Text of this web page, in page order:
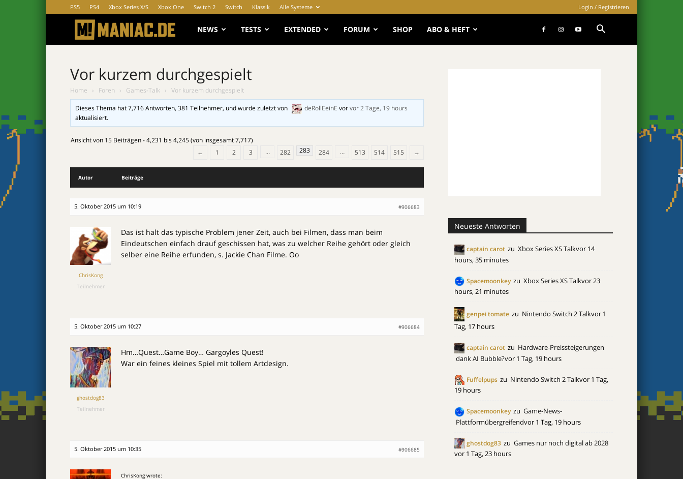
PS5 PS4 Xbox Series X/S Xbox One Switch 2 Switch Klassik Alle Systeme Login / Registrieren
MANIAC.de
NEWS TESTS EXTENDED FORUM SHOP ABO & HEFT
Vor kurzem durchgespielt
Home › Foren › Games-Talk › Vor kurzem durchgespielt
Dieses Thema hat 7,716 Antworten, 381 Teilnehmer, und wurde zuletzt von deRollEeinE vorvor 2 Tage, 19 hours
aktualisiert.
Ansicht von 15 Beiträgen - 4,231 bis 4,245 (von insgesamt 7,717)
←
1 2 3 … 282 283 284 … 513 514 515 →
Autor Beiträge
5. Oktober 2015 um 10:19 #906683
ChrisKong
Teilnehmer
Das ist halt das typische Problem jener Zeit, auch bei Filmen, dass man beim
Eindeutschen einfach drauf geschissen hat, was zu welcher Reihe gehört oder gleich
selber eine Reihe erfunden, s. Jackie Chan Filme. Oo
5. Oktober 2015 um 10:27 #906684
ghostdog83
Teilnehmer
Hm…Quest…Game Boy… Gargoyles Quest!
War ein feines kleines Spiel mit tollem Artdesign.
5. Oktober 2015 um 10:35 #906685
ChrisKong wrote:
Neueste Antworten
captain carot zu Xbox Series XS Talkvor 14
hours, 35 minutes
Spacemoonkey zu Xbox Series XS Talkvor 23
hours, 21 minutes
genpei tomate zu Nintendo Switch 2 Talkvor 1
Tag, 17 hours
captain carot zu Hardware-Preissteigerungen
dank AI Bubble?vor 1 Tag, 19 hours
Fuffelpups zu Nintendo Switch 2 Talkvor 1 Tag,
19 hours
Spacemoonkey zu Game-News-
Plattformübergreifendvor 1 Tag, 19 hours
ghostdog83 zu Games nur noch digital ab 2028
vor 1 Tag, 23 hours